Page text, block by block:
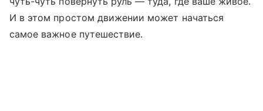
И в этом простом движении может начаться
самое важное путешествие.